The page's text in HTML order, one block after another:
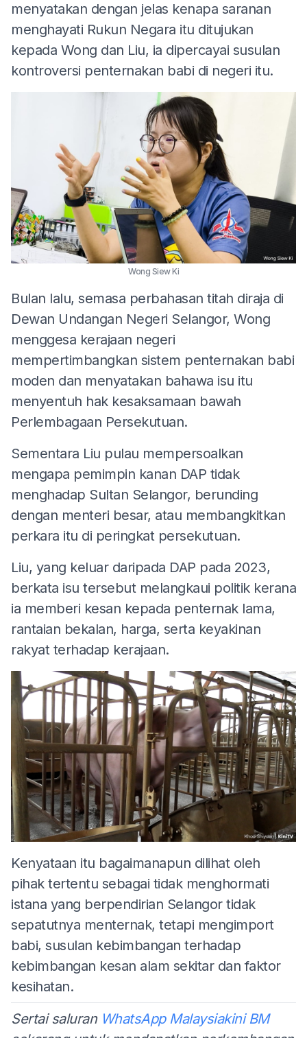
menyatakan dengan jelas kenapa saranan
menghayati Rukun Negara itu ditujukan
kepada Wong dan Liu, ia dipercayai susulan
kontroversi penternakan babi di negeri itu.
Wong Siew Ki
Bulan lalu, semasa perbahasan titah diraja di
Dewan Undangan Negeri Selangor, Wong
menggesa kerajaan negeri
mempertimbangkan sistem penternakan babi
moden dan menyatakan bahawa isu itu
menyentuh hak kesaksamaan bawah
Perlembagaan Persekutuan.
Sementara Liu pulau mempersoalkan
mengapa pemimpin kanan DAP tidak
menghadap Sultan Selangor, berunding
dengan menteri besar, atau membangkitkan
perkara itu di peringkat persekutuan.
Liu, yang keluar daripada DAP pada 2023,
berkata isu tersebut melangkaui politik kerana
ia memberi kesan kepada penternak lama,
rantaian bekalan, harga, serta keyakinan
rakyat terhadap kerajaan.
Kenyataan itu bagaimanapun dilihat oleh
pihak tertentu sebagai tidak menghormati
istana yang berpendirian Selangor tidak
sepatutnya menternak, tetapi mengimport
babi, susulan kebimbangan terhadap
kebimbangan kesan alam sekitar dan faktor
kesihatan.
Sertai saluran WhatsApp Malaysiakini BM